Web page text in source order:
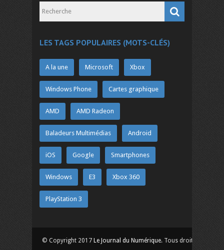
LES TAGS POPULAIRES (MOTS-CLÉS)
A la une Microsoft Xbox
Windows Phone Cartes graphique
AMD AMD Radeon
Baladeurs Multimédias Android
iOS Google Smartphones
Windows E3 Xbox 360
PlayStation 3
© Copyright 2017 Le Journal du Numérique. Tous droits réservés.